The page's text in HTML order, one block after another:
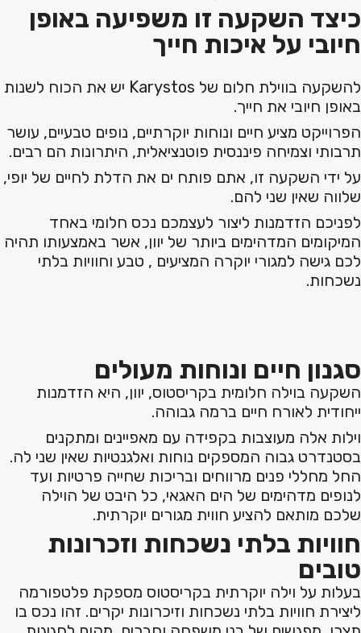
כיצד השקעה זו משפיעה באופן
חיובי על איכות חייך
להשקעה בווילת חלום של Karystos יש את הכוח לשנות
באופן חיובי את חייך.
הפרוייקט מציע חיים ונוחות יוקרתיים, נופים טבעיים, עושר
תרבותי וצמיחה פיננסית פוטנציאלית, היתרונות הם רבים.
על ידי השקעה זו, אתם פותח ים את הדלת לחיים של יופי,
שלווה שאין שני להם.
לפניכם הזדמנות ליצור לעצמכם נכס חלומי באחד
המיקומים המדהימים ביותר של יוון, אשר באמצעותו תהיה
לכם גישה למגורי יוקרה המציעים , טבע וחוויות בלתי
נשכחות.
סגנון חיים ונוחות מעולים
השקעה בוילה חלומית בקריסטוס, יוון, היא הזדמנות
ייחודית לאורח חיים ברמה גבוהה.
וילות אלה מעוצבות בקפידה עם מאפיינים ומתקנים
בסטנדרט גבוה המספקים נוחות ואלגנטיות שאין שני לה.
החל מחללי פנים מרווחים ובריכות שחייה פרטיות ועד
לנופים מדהימים של הים האגאי, כל היבט של הוילה
שלכם מותאם להציע חווית מגורים יוקרתית.
חוויות בלתי נשכחות וזכרונות
טובים
בעלות על וילה יוקרתית בקריסטוס מספקת פלטפורמה
ליצירת חוויות בלתי נשכחות וזיכרונות יקרים. זהו נכס בו